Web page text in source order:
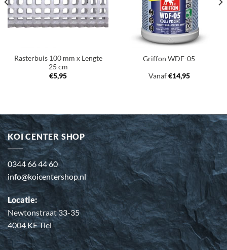
Rasterbuis 100 mm x Lengte
25 cm
€5,95
Griffon WDF-05
Vanaf€14,95
KOI CENTER SHOP
0344 66 44 60
info@koicentershop.nl
Locatie:
Newtonstraat 33-35
4004 KE Tiel